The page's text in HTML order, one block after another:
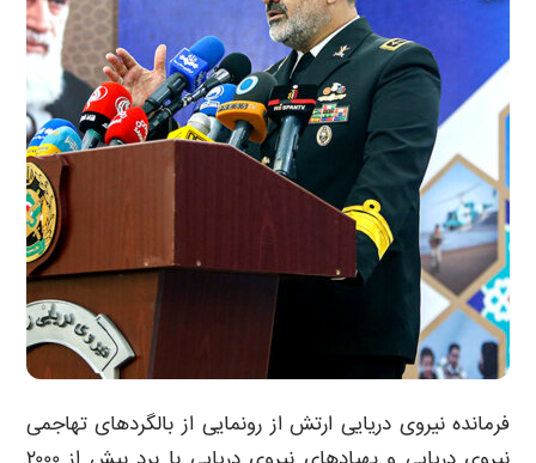
فرمانده نیروی دریایی ارتش از رونمایی از بالگردهای تهاجمی